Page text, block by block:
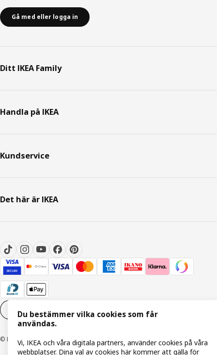
Gå med eller logga in
Ditt IKEA Family
Handla på IKEA
Kundservice
Det här är IKEA
Inställningar för Cookies
© Inter IKEA Systems B.V. 1999-2026
Du bestämmer vilka cookies som får
användas.
Vi, IKEA och våra digitala partners, använder cookies på våra
webbplatser. Dina val av cookies här kommer att gälla för